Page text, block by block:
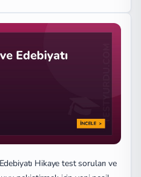
Hikaye test soruları ve